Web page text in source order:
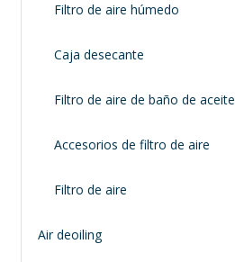
Filtro de aire húmedo
Caja desecante
Filtro de aire de baño de aceite
Accesorios de filtro de aire
Filtro de aire
Air deoiling